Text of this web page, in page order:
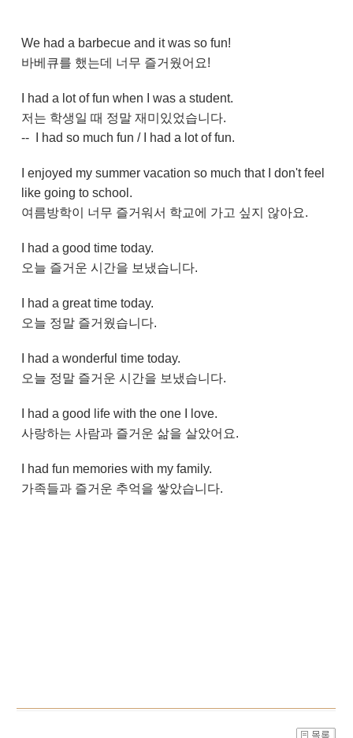
We had a barbecue and it was so fun!
바베큐를 했는데 너무 즐거웠어요!
I had a lot of fun when I was a student.
저는 학생일 때 정말 재미있었습니다.
-- I had so much fun / I had a lot of fun.
I enjoyed my summer vacation so much that I don't feel
like going to school.
여름방학이 너무 즐거워서 학교에 가고 싶지 않아요.
I had a good time today.
오늘 즐거운 시간을 보냈습니다.
I had a great time today.
오늘 정말 즐거웠습니다.
I had a wonderful time today.
오늘 정말 즐거운 시간을 보냈습니다.
I had a good life with the one I love.
사랑하는 사람과 즐거운 삶을 살았어요.
I had fun memories with my family.
가족들과 즐거운 추억을 쌓았습니다.